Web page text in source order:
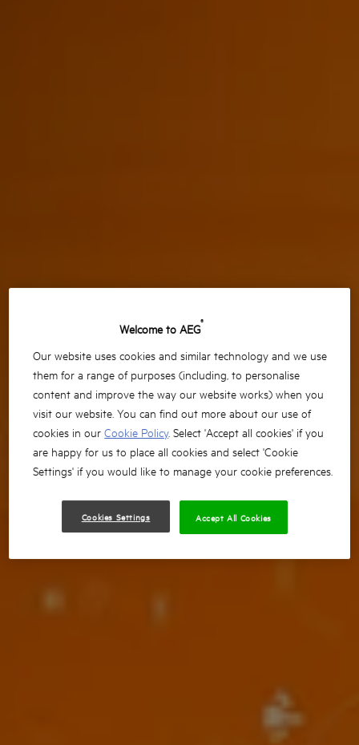
Welcome to AEG®
Our website uses cookies and similar technology and we use
them for a range of purposes (including, to personalise
content and improve the way our website works) when you
visit our website. You can find out more about our use of
cookies in ourCookie Policy. Select 'Accept all cookies' if you
are happy for us to place all cookies and select 'Cookie
Settings' if you would like to manage your cookie preferences.
Cookies Settings Accept All Cookies